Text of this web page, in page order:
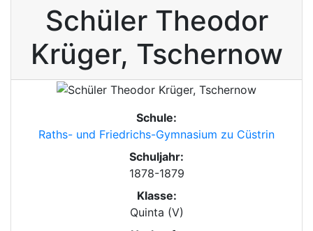
Schüler Theodor
Krüger, Tschernow
Schule:
Raths- und Friedrichs-Gymnasium zu Cüstrin
Schuljahr:
1878-1879
Klasse:
Quinta (V)